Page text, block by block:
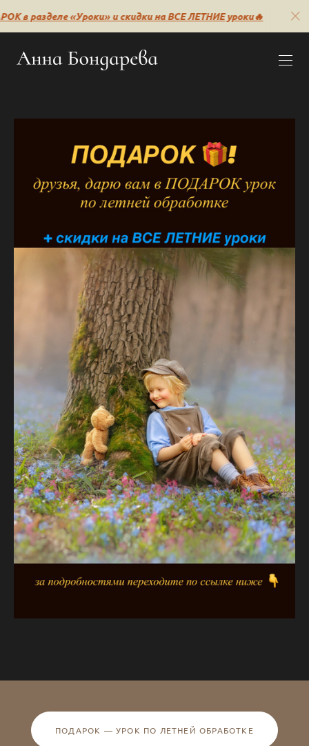
и скидки на ВСЕ ЛЕТНИЕ уроки🔥 🔥НОВОЕ:
ПОДАРОК — УРОК ПО ЛЕТНЕЙ ОБРАБОТКЕ